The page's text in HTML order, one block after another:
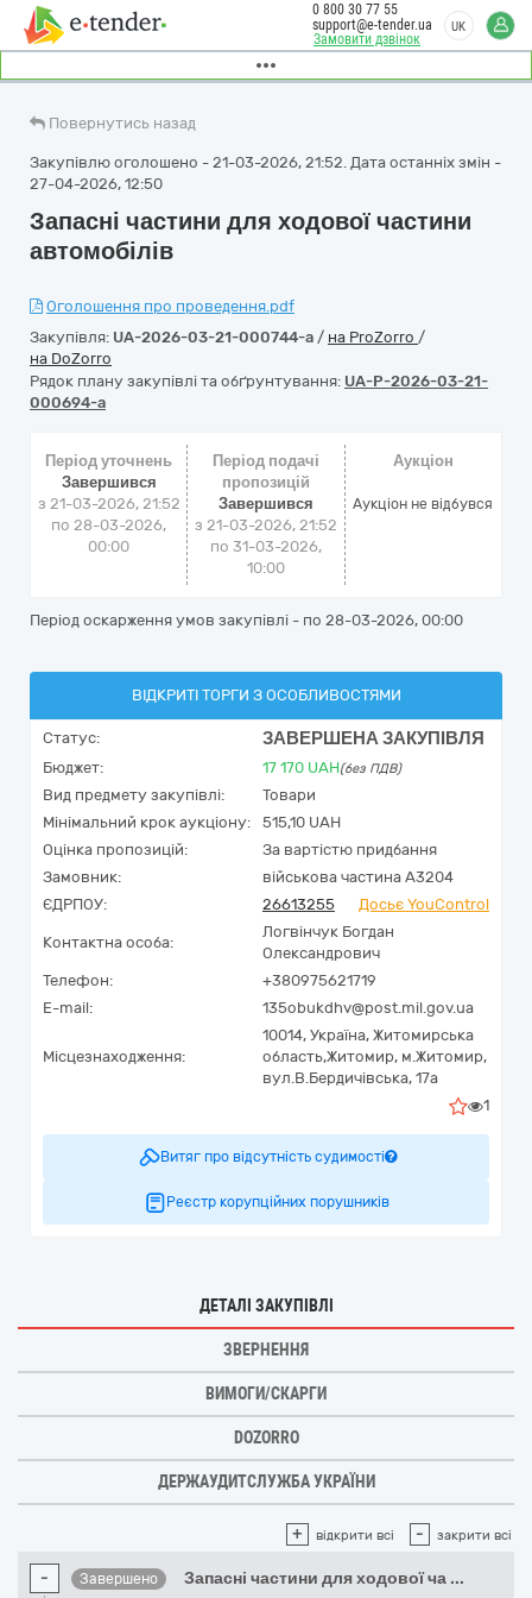
Замовити дзвінок
0 800 30 77 55
support@e-tender.ua
UK
Повернутись назад
Закупівлю оголошено - 21-03-2026, 21:52. Дата останніх змін -
27-04-2026, 12:50
Запасні частини для ходової частини
автомобілів
Оголошення про проведення.pdf
Закупівля: UA-2026-03-21-000744-a / на ProZorro /
на DoZorro
Рядок плану закупівлі та обґрунтування: UA-P-2026-03-21-
000694-a
Період уточнень
Завершився
з 21-03-2026, 21:52
по 28-03-2026,
00:00
Період подачі
пропозицій
Завершився
з 21-03-2026, 21:52
по 31-03-2026,
10:00
Аукціон
Аукціон не відбувся
Період оскарження умов закупівлі - по 28-03-2026, 00:00
ВІДКРИТІ ТОРГИ З ОСОБЛИВОСТЯМИ
Статус: ЗАВЕРШЕНА ЗАКУПІВЛЯ
Бюджет: 17 170 UAH(без ПДВ)
Вид предмету закупівлі:
Товари
Мінімальний крок аукціону:
515,10 UAH
Оцінка пропозицій:
За вартістю придбання
Замовник:
військова частина А3204
ЄДРПОУ:
26613255 Досьє YouControl
Контактна особа:
Логвінчук Богдан
Олександрович
Телефон:
+380975621719
E-mail:
135obukdhv@post.mil.gov.ua
Місцезнаходження:
10014, Україна, Житомирська
область,Житомир, м.Житомир,
вул.В.Бердичівська, 17а
1
Витяг про відсутність судимості
Реєстр корупційних порушників
ДЕТАЛІ ЗАКУПІВЛІ
ЗВЕРНЕННЯ
ВИМОГИ/СКАРГИ
DOZORRO
ДЕРЖАУДИТСЛУЖБА УКРАЇНИ
+ відкрити всі - закрити всі
- Завершено Запасні частини для ходової ча ...